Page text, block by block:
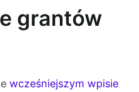
grantów
wcześniejszym wpisie